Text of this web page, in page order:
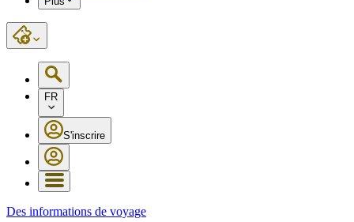
FR
S'inscrire
Des informations de voyage